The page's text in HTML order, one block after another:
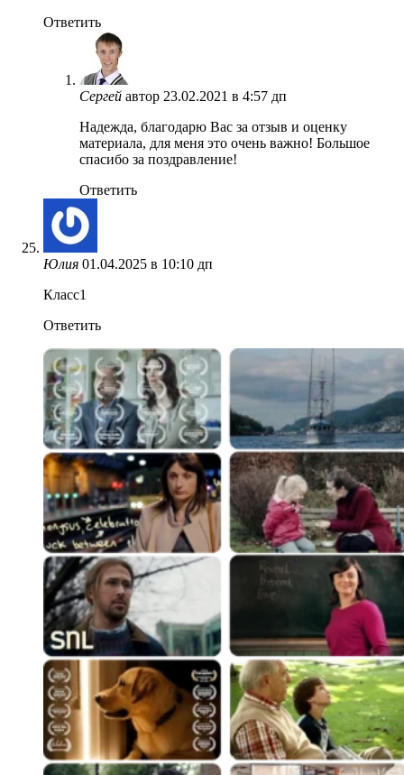
Ответить
Сергей автор 23.02.2021 в 4:57 дп
Надежда, благодарю Вас за отзыв и оценку
материала, для меня это очень важно! Большое
спасибо за поздравление!
Ответить
Юлия 01.04.2025 в 10:10 дп
Класс1
Ответить